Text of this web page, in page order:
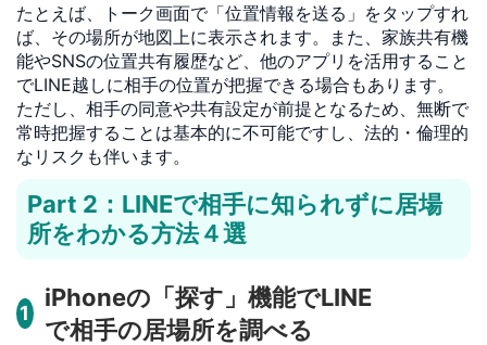
たとえば、トーク画面で「位置情報を送る」をタップすれ
ば、その場所が地図上に表示されます。また、家族共有機
能やSNSの位置共有履歴など、他のアプリを活用すること
でLINE越しに相手の位置が把握できる場合もあります。
ただし、相手の同意や共有設定が前提となるため、無断で
常時把握することは基本的に不可能ですし、法的・倫理的
なリスクも伴います。
Part 2：LINEで相手に知られずに居場
所をわかる方法４選
1
iPhoneの「探す」機能でLINE
で相手の居場所を調べる